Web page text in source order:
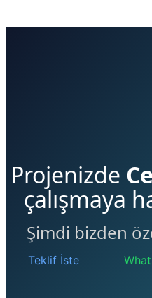
Projenizde
çalışmaya
Şimdi bizden
Teklif İste